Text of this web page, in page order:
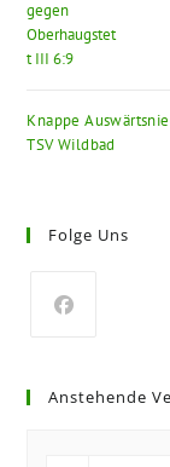
Knappe
TSV Wildbad
Folge Uns
Anstehende